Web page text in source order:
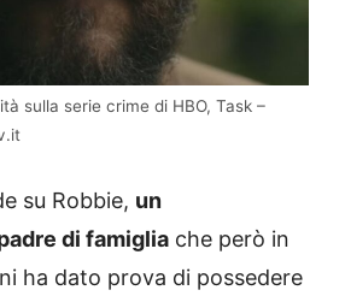
sulla serie crime di HBO, Task –
su Robbie, un
di famiglia che però in
ha dato prova di possedere